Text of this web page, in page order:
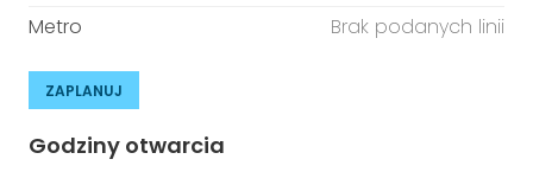
Metro
Brak podanych linii
ZAPLANUJ
Godziny otwarcia